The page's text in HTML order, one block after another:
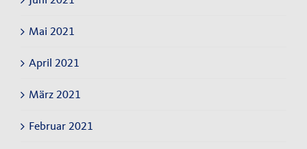
Mai 2021
April 2021
März 2021
Februar 2021